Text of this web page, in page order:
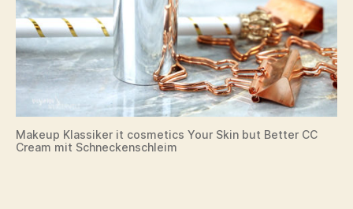
Makeup Klassiker it cosmetics Your Skin but Better CC
Cream mit Schneckenschleim